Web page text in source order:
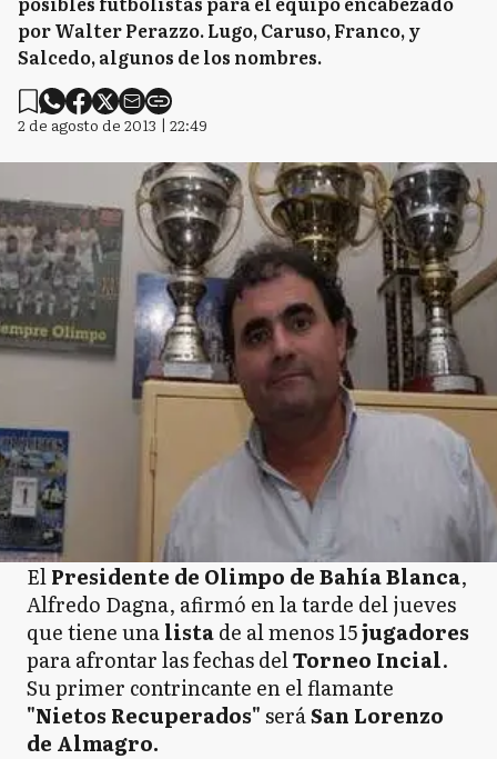
por Walter Perazzo. Lugo, Caruso, Franco, y
Salcedo, algunos de los nombres.
2 de agosto de 2013 | 22:49
ElPresidente de Olimpo de Bahía Blanca,
Alfredo Dagna, afirmó en la tarde del jueves
que tiene unalistade al menos 15jugadores
para afrontar las fechas delTorneo Incial.
Su primer contrincante en el flamante
"Nietos Recuperados"seráSan Lorenzo
de Almagro.